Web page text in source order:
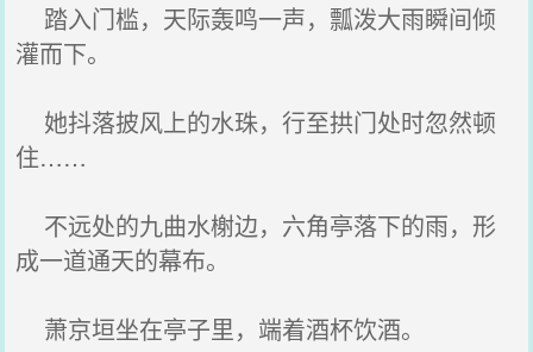
踏入门槛，天际轰鸣一声，瓢泼大雨瞬间倾
灌而下。
她抖落披风上的水珠，行至拱门处时忽然顿
住……
不远处的九曲水榭边，六角亭落下的雨，形
成一道通天的幕布。
萧京垣坐在亭子里，端着酒杯饮酒。